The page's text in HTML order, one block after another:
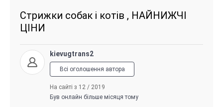
Стрижки собак і котів , НАЙНИЖЧІ
ЦІНИ
kievugtrans2
Всі оголошення автора
На сайті з 12 / 2019
Був онлайн більше місяця тому